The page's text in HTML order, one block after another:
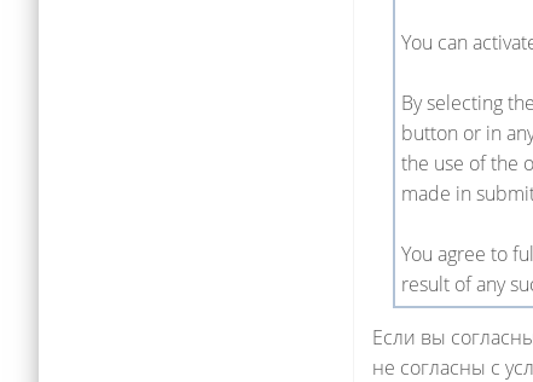
You can
By selecting
button or in
the use of the
made in
You agree to
result of any
Если вы
не согласны с